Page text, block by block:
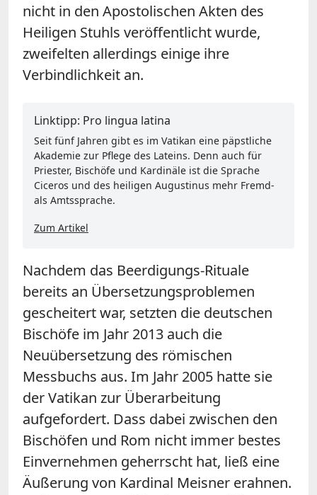
nicht in den Apostolischen Akten des
Heiligen Stuhls veröffentlicht wurde,
zweifelten allerdings einige ihre
Verbindlichkeit an.
Linktipp: Pro lingua latina
Seit fünf Jahren gibt es im Vatikan eine päpstliche
Akademie zur Pflege des Lateins. Denn auch für
Priester, Bischöfe und Kardinäle ist die Sprache
Ciceros und des heiligen Augustinus mehr Fremd-
als Amtssprache.
Zum Artikel
Nachdem das Beerdigungs-Rituale
bereits an Übersetzungsproblemen
gescheitert war, setzten die deutschen
Bischöfe im Jahr 2013 auch die
Neuübersetzung des römischen
Messbuchs aus. Im Jahr 2005 hatte sie
der Vatikan zur Überarbeitung
aufgefordert. Dass dabei zwischen den
Bischöfen und Rom nicht immer bestes
Einvernehmen geherrscht hat, ließ eine
Äußerung von Kardinal Meisner erahnen.